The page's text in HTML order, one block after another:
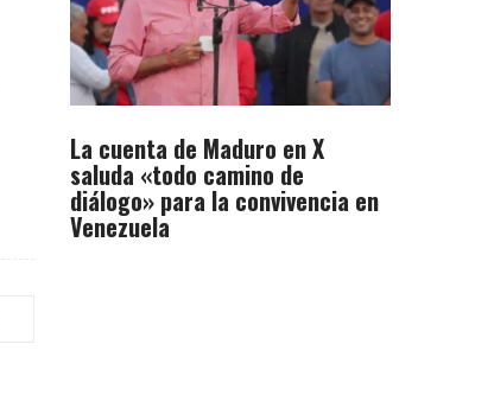
La cuenta de Maduro en X
saluda «todo camino de
diálogo» para la convivencia en
Venezuela